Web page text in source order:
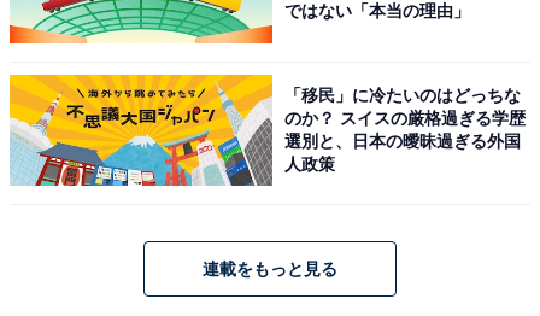
ではない「本当の理由」
「移民」に冷たいのはどっちな
のか？ スイスの厳格過ぎる学歴
選別と、日本の曖昧過ぎる外国
人政策
連載をもっと見る